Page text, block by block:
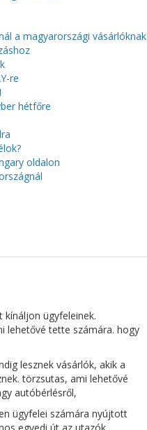
a magyarországi vásárlóknak
re
​​​​hétfőre
oldalon
kínáljon ügyfeleinek.
lehetővé tette számára. hogy
lesznek vásárlók, akik a
törzsutas, ami lehetővé
autóbérlésről,
ügyfelei számára nyújtott
egyedi út az utazók